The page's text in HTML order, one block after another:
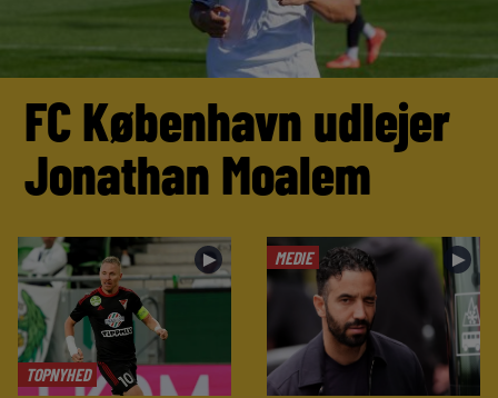
FC København udlejer
Jonathan Moalem
TOPNYHED
► MEDIE ►